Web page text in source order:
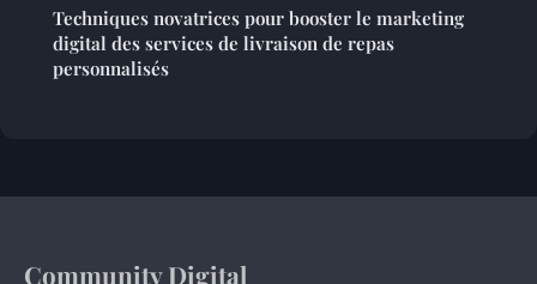
Techniques novatrices pour booster le marketing
digital des services de livraison de repas
personnalisés
Community Digital